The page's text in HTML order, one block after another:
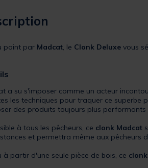
point par Madcat, le Clonk Deluxe vous
a su s'imposer comme un acteur
les techniques pour traquer ce superbe
des produits toujours plus
à tous les pêcheurs, ce clonk Madcat
et permettra même aux pêcheurs
à partir d'une seule pièce de bois, ce